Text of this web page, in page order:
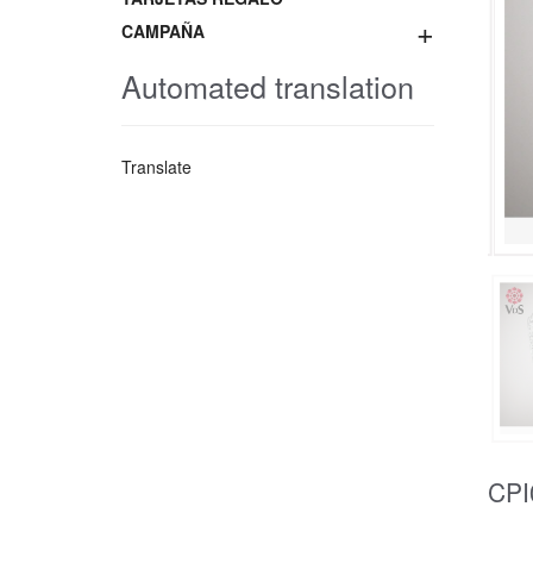
+
CAMPAÑA
Automated translation
Translate